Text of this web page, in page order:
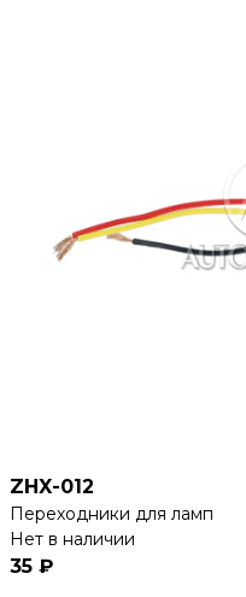
ZHX-012
Переходники для ламп
Нет в наличии
35 ₽